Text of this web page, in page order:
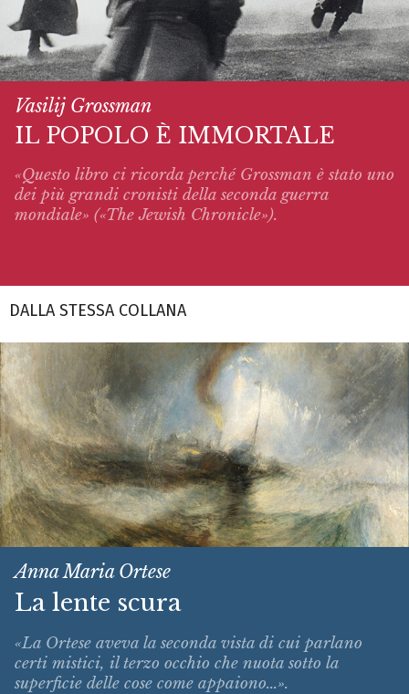
Vasilij Grossman
IL POPOLO È IMMORTALE
«Questo libro ci ricorda perché Grossman è stato uno
dei più grandi cronisti della seconda guerra
mondiale» («The Jewish Chronicle»).
DALLA STESSA COLLANA
Anna Maria Ortese
La lente scura
«La Ortese aveva la seconda vista di cui parlano
certi mistici, il terzo occhio che nuota sotto la
superficie delle cose come appaiono...».